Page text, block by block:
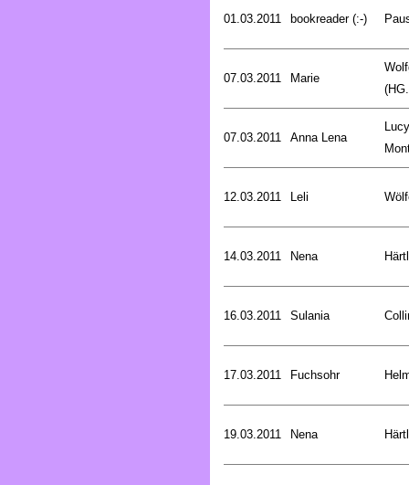
01.03.2011 bookreader (:-)
07.03.2011 Marie
07.03.2011 Anna Lena
12.03.2011 Leli
14.03.2011 Nena
16.03.2011 Sulania
17.03.2011 Fuchsohr
19.03.2011 Nena